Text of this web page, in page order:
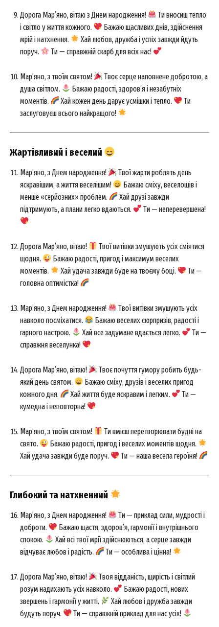
Дорога Мар’яно, вітаю з Днем народження!
Ти вносиш тепло
і світло у життя кожного.
Бажаю щасливих днів, здійснення
мрій і натхнення.
Хай любов, дружба і успіх завжди йдуть
поруч.
Ти — справжній скарб для всіх нас!
Мар’яно, з твоїм святом!
Твоє серце наповнене добротою, а
душа світлом.
Бажаю радості, здоров’я і незабутніх
моментів.
Хай кожен день дарує усмішки і тепло.
Ти
заслуговуєш всього найкращого!
Жартівливий і веселий
Мар’яно, з Днем народження!
Твої жарти роблять день
яскравішим, а життя веселішим!
Бажаю сміху, веселощів і
менше «серйозних» проблем.
Хай друзі завжди
підтримують, а плани легко вдаються.
Ти — неперевершена!
Дорога Мар’яно, вітаю!
Твої витівки змушують усіх сміятися
щодня.
Бажаю радості, пригод і максимум веселих
моментів.
Хай удача завжди буде на твоєму боці.
Ти —
головна оптимістка!
Мар’яно, з Днем народження!
Твої витівки змушують усіх
навколо посміхатися.
Бажаю веселих сюрпризів, радості і
гарного настрою.
Хай все задумане вдається легко.
Ти —
справжня веселунка!
Дорога Мар’яно, вітаю!
Твоє почуття гумору робить будь-
який день святом.
Бажаю сміху, друзів і веселих пригод
кожного дня.
Хай життя буде яскравим і легким.
Ти —
кумедна і неповторна!
Мар’яно, з твоїм святом!
Ти вмієш перетворювати будні на
свято.
Бажаю радості, пригод і веселих моментів щодня.
Хай удача завжди буде поруч.
Ти — наша весела героїня!
Глибокий та натхненний
Мар’яно, з Днем народження!
Ти — приклад сили, мудрості і
доброти.
Бажаю щастя, здоров’я, гармонії і внутрішнього
спокою.
Хай всі твої мрії здійснюються, а серце завжди
відчуває любов і радість.
Ти — особлива і цінна!
Дорога Мар’яно, вітаю!
Твоя відданість, щирість і світлий
розум надихають усіх навколо.
Бажаю радості, нових
звершень і гармонії у житті.
Хай любов і дружба завжди
будуть поруч.
Ти — справжній приклад для нас усіх!